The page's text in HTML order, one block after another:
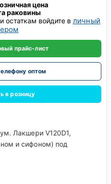
цена
раковины
остаткам войдите в личный
прайс-лист
оптом
в розницу
Лакшери V120D1,
и сифоном) под